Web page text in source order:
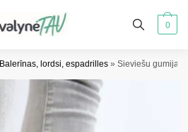
0
Balerīnas, lordsi, espadrilles » Sieviešu gumijas